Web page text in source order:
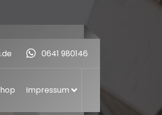
0641 980146
Impressum